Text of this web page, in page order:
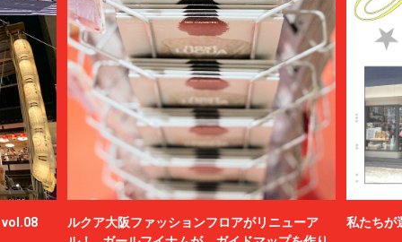
vol.08
ルクア大阪ファッションフロアがリニューア
私たちが